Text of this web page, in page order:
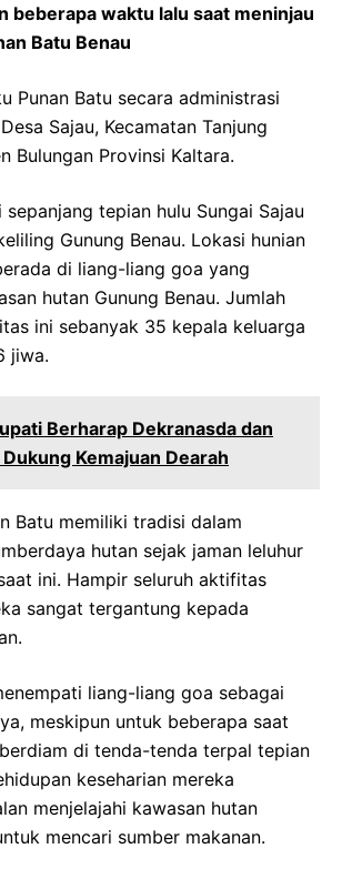
beberapa waktu lalu saat meninjau
Batu Benau
Punan Batu secara administrasi
Sajau, Kecamatan Tanjung
Bulungan Provinsi Kaltara.
tepian hulu Sungai Sajau
Gunung Benau. Lokasi hunian
di liang-liang goa yang
hutan Gunung Benau. Jumlah
ini sebanyak 35 kepala keluarga
jiwa.
Berharap Dekranasda dan
Dukung Kemajuan Dearah
Batu memiliki tradisi dalam
hutan sejak jaman leluhur
ini. Hampir seluruh aktifitas
sangat tergantung kepada
liang-liang goa sebagai
meskipun untuk beberapa saat
di tenda-tenda terpal tepian
keseharian mereka
menjelajahi kawasan hutan
mencari sumber makanan.